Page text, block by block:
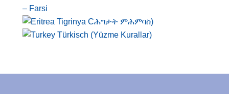
– Farsi
Tigrinya Cሕግታት ምሕምባስ)
Türkisch (Yüzme Kurallar)